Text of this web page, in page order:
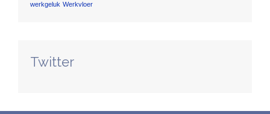
werkgeluk Werkvloer
Twitter